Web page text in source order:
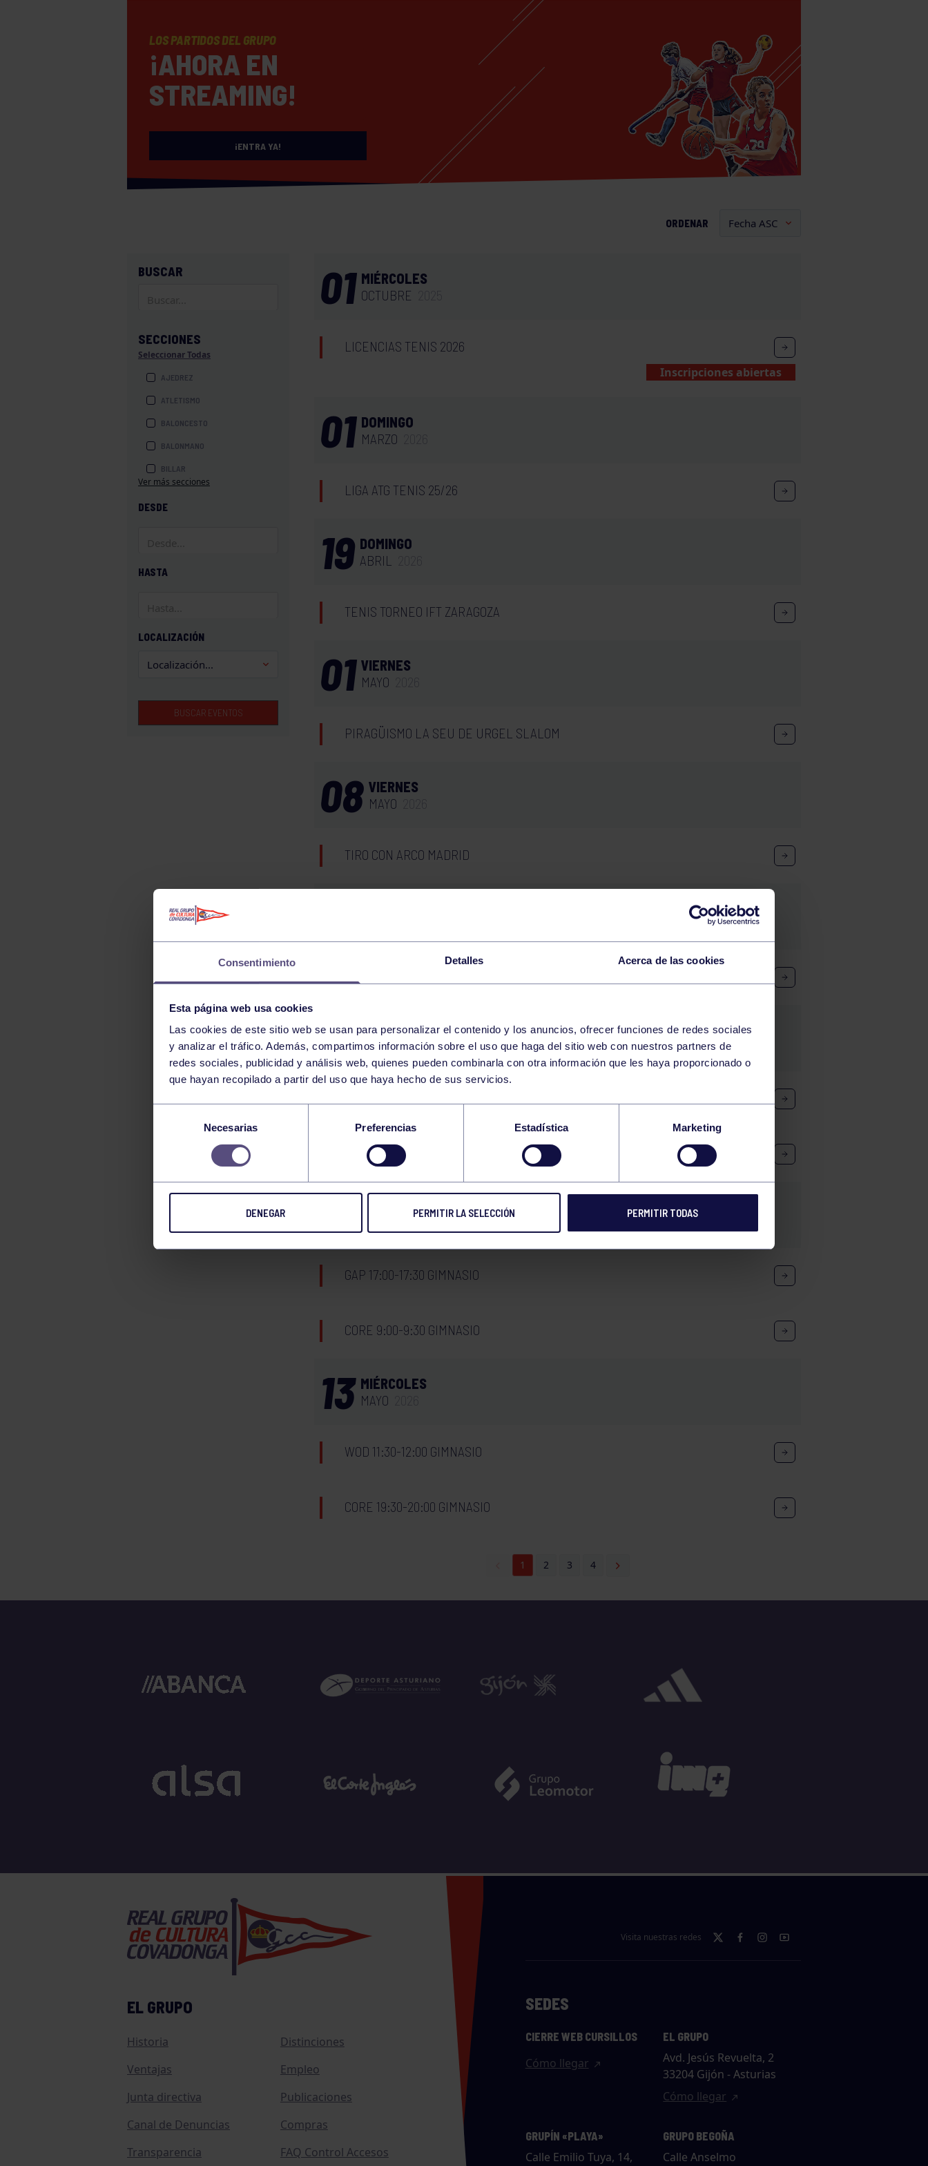
Consentimiento Detalles Acerca de las cookies
Esta página web usa cookies
Las cookies de este sitio web se usan para personalizar el contenido y los anuncios, ofrecer funciones de redes sociales
y analizar el tráfico. Además, compartimos información sobre el uso que haga del sitio web con nuestros partners de
redes sociales, publicidad y análisis web, quienes pueden combinarla con otra información que les haya proporcionado o
que hayan recopilado a partir del uso que haya hecho de sus servicios.
consentimiento
Necesarias Preferencias Estadística Marketing
DENEGAR PERMITIR LA SELECCIÓN PERMITIR TODAS
LOS PARTIDOS DEL GRUPO
¡AHORA EN
STREAMING!
¡ENTRA YA!
ORDENAR
BUSCAR
SECCIONES
Seleccionar Todas
AJEDREZ
ATLETISMO
BALONCESTO
BALONMANO
BILLAR
BOXEO
KÁRATE
SURF
Ver más secciones
DESDE
HASTA
LOCALIZACIÓN
BUSCAR EVENTOS
01 MIÉRCOLES
OCTUBRE
LICENCIAS TENIS 2026
Inscripciones abiertas
01 DOMINGO
MARZO
LIGA ATG TENIS 25/26
19 DOMINGO
ABRIL
TENIS TORNEO IFT ZARAGOZA
01 VIERNES
MAYO
PIRAGÜISMO LA SEU DE URGEL SLALOM
08 VIERNES
MAYO
TIRO CON ARCO MADRID
11 LUNES
MAYO 2026
CORE 17:00-17:30 GIMNASIO
GAP 17:00-17:30 GIMNASIO
CORE 9:00-9:30 GIMNASIO
13 MIÉRCOLES
MAYO
WOD 11:30-12:00 GIMNASIO
CORE 19:30-20:00 GIMNASIO
1 2 3 4
EL GRUPO
Historia
Distinciones
Ventajas
Empleo
Junta directiva
Publicaciones
Canal de Denuncias
Compras
Transparencia
FAQ Control Accesos
Visita nuestras redes
SEDES
CIERRE WEB CURSILLOS
Cómo llegar
EL GRUPO
Avd. Jesús Revuelta, 2
33204 Gijón - Asturias
Cómo llegar
GRUPÍN «PLAYA»
Calle Emilio Tuya, 14,
GRUPO BEGOÑA
Calle Anselmo